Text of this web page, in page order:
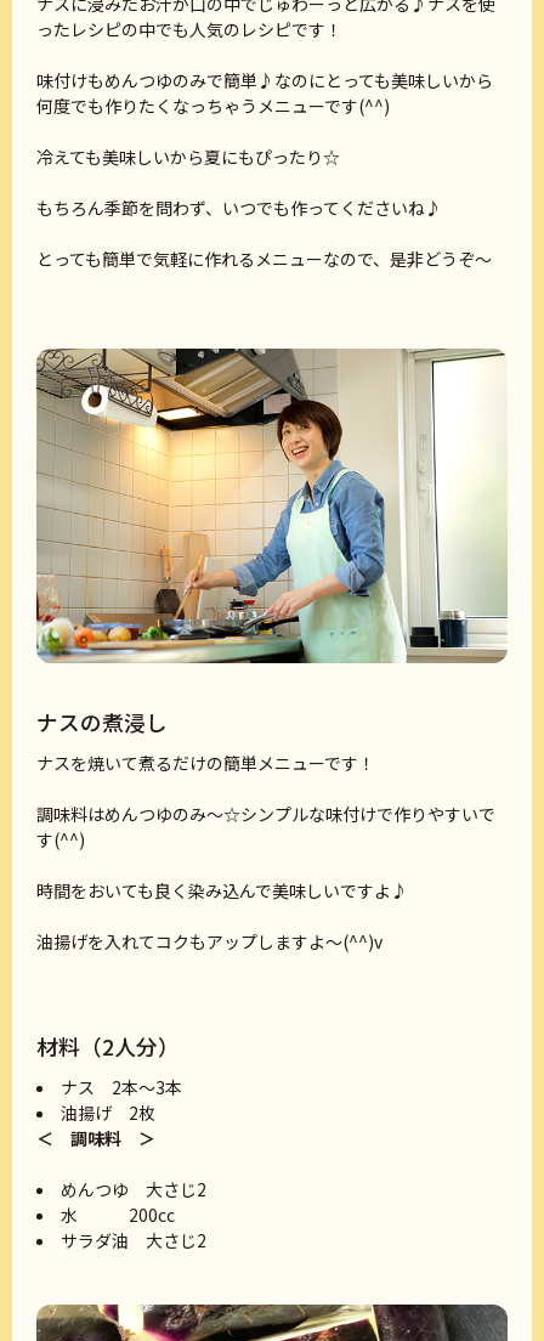
ったレシピの中でも人気のレシピです！
味付けもめんつゆのみで簡単♪なのにとっても美味しいから
何度でも作りたくなっちゃうメニューです(^^)
冷えても美味しいから夏にもぴったり☆
もちろん季節を問わず、いつでも作ってくださいね♪
とっても簡単で気軽に作れるメニューなので、是非どうぞ～
ナスの煮浸し
ナスを焼いて煮るだけの簡単メニューです！
調味料はめんつゆのみ～☆シンプルな味付けで作りやすいで
す(^^)
時間をおいても良く染み込んで美味しいですよ♪
油揚げを入れてコクもアップしますよ～(^^)v
材料（2人分）
ナス 2本〜3本
油揚げ 2枚
＜ 調味料 ＞
めんつゆ 大さじ2
水 200cc
サラダ油 大さじ2